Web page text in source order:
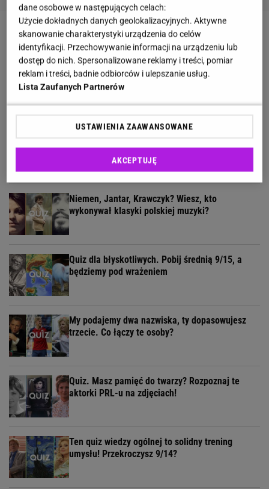
Quiz - o tych zawodach nawet nie słyszałeś.
Wiesz, kim był retman?
Żyłeś w PRL-u? Sprawdź w naszym quizie, czy
pamiętasz te programy
Geograficzny quiz wyłoni ekspertów. Tylko 30% z
was zdobywa komplet!
Niemen, Jantar, Krawczyk? Wiesz, kto
wykonywał klasyki polskiej muzyki?
Quiz dla błyskotliwych. Pobij średnią 9/15, a
będziemy pod wrażeniem
My podajemy dwa nazwiska, ty dopasowujesz
trzecie. Co łączy te osoby?
Quiz. Masz pamięć do twarzy? Rozpoznaj te
aktorki PRL-u na zdjęciach!
Ten quiz wiedzy ogólnej to solidny trening
umysłu! Przekroczysz 9/14?
dane osobowe w następujących celach:
Użycie dokładnych danych geolokalizacyjnych. Aktywne
skanowanie charakterystyki urządzenia do celów
identyfikacji. Przechowywanie informacji na urządzeniu lub
dostęp do nich. Spersonalizowane reklamy i treści, pomiar
reklam i treści, badnie odbiorców i ulepszanie usług.
Lista Zaufanych Partnerów
USTAWIENIA ZAAWANSOWANE
AKCEPTUJĘ